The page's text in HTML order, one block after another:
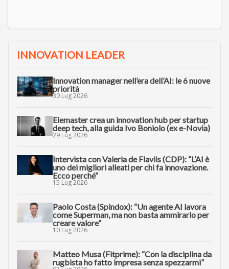
INNOVATION LEADER
Innovation manager nell’era dell’AI: le 6 nuove
priorità
30 Lug 2026
Elemaster crea un innovation hub per startup
deep tech, alla guida Ivo Boniolo (ex e-Novia)
29 Lug 2026
Intervista con Valeria de Flaviis (CDP): “L’AI è
uno dei migliori alleati per chi fa innovazione.
Ecco perché”
15 Lug 2026
Paolo Costa (Spindox): “Un agente AI lavora
come Superman, ma non basta ammirarlo per
creare valore”
10 Lug 2026
Matteo Musa (Fitprime): “Con la disciplina da
rugbista ho fatto impresa senza spezzarmi”